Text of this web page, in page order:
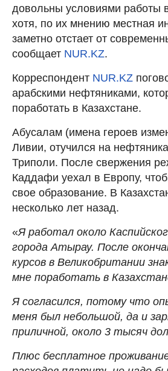
довольны условиями работы
хотя, по их мнению местная
заметно отстает от
сообщает NUR.KZ.
Корреспондент NUR.KZ
арабскими нефтяниками,
поработать в Казахстане.
Абусалам (имена героев
Ливии, отучился на
Триполи. После свержения
Каддафи уехал в Европу,
свое образование. В
несколько лет назад.
«Я работал около
города Атырау. После
курсов в Великобритании
мне поработать в
Я согласился, потому что
меня был небольшой, да и
приличной, около 3 тысяч
Плюс бесплатное